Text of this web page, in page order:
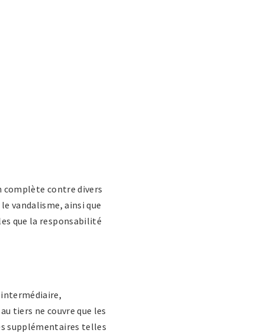
complète contre divers
vandalisme, ainsi que
que la responsabilité
intermédiaire,
tiers ne couvre que les
supplémentaires telles